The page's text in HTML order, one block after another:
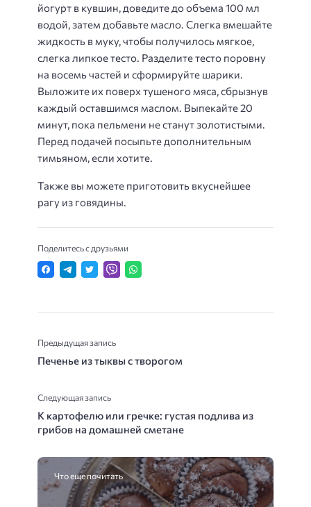
йогурт в кувшин, доведите до объема 100 мл
водой, затем добавьте масло. Слегка вмешайте
жидкость в муку, чтобы получилось мягкое,
слегка липкое тесто. Разделите тесто поровну
на восемь частей и сформируйте шарики.
Выложите их поверх тушеного мяса, сбрызнув
каждый оставшимся маслом. Выпекайте 20
минут, пока пельмени не станут золотистыми.
Перед подачей посыпьте дополнительным
тимьяном, если хотите.
Также вы можете приготовить вкуснейшее
рагу из говядины.
Поделитесь с друзьями
Предыдущая запись
Печенье из тыквы с творогом
Следующая запись
К картофелю или гречке: густая подлива из
грибов на домашней сметане
Что еще почитать